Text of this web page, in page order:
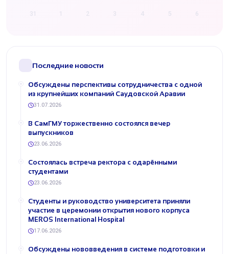
4 5 6
Последние новости
Обсуждены перспективы сотрудничества с одной
из крупнейших компаний Саудовской Аравии
31.07.2026
В СамГМУ торжественно состоялся вечер
выпускников
23.06.2026
Состоялась встреча ректора с одарёнными
студентами
23.06.2026
Студенты и руководство университета приняли
участие в церемонии открытия нового корпуса
MEROS International Hospital
17.06.2026
Обсуждены нововведения в системе подготовки и